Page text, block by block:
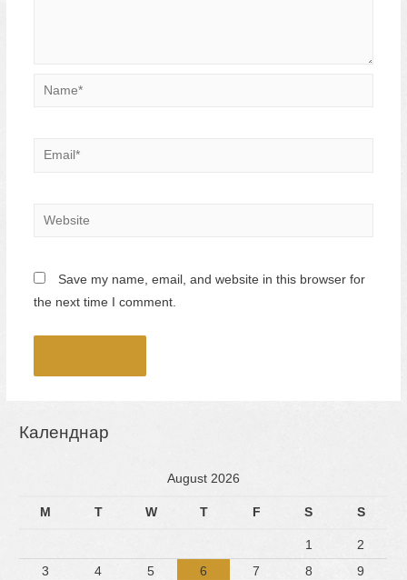
Name*
Email*
Website
Save my name, email, and website in this browser for
the next time I comment.
Календнар
August 2026
M T W T F S S
1
2
3
4 5 6 7 8
9